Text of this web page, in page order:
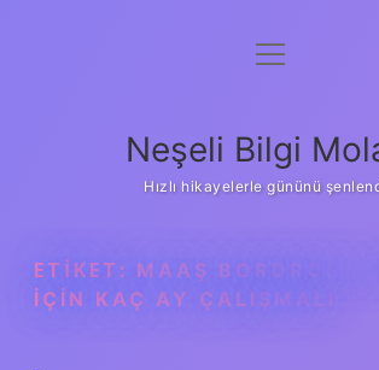
Anasayfa
Yasal Uyarı
menüyü
Neşeli Bilgi
Hızlı hikayelerle gününü
ETIKET: MAAŞ BORDROSU
IÇIN KAÇ AY ÇALIŞMALI